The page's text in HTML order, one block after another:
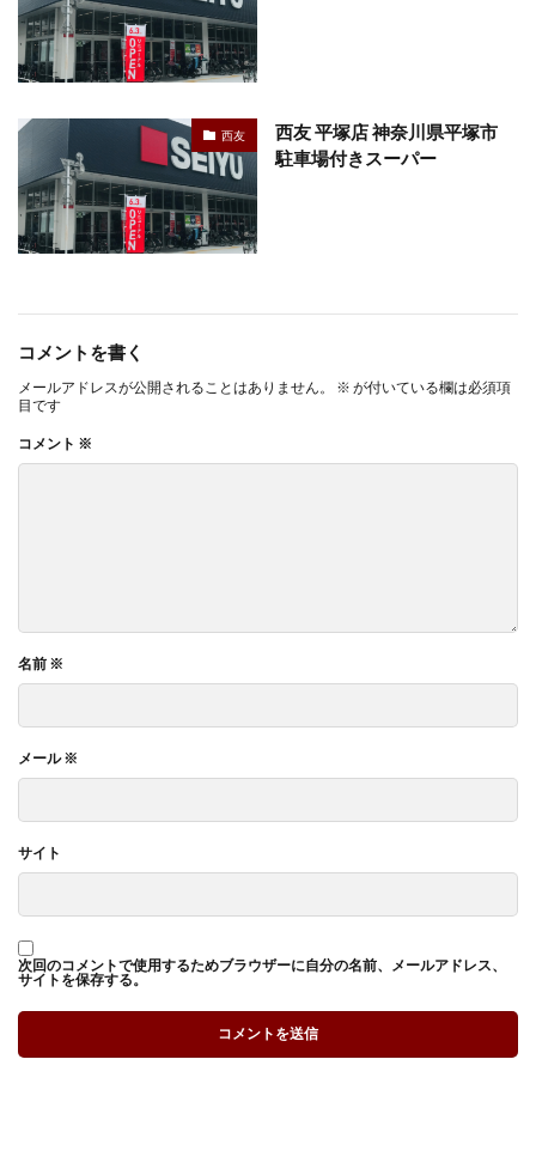
西友
西友 平塚店 神奈川県平塚市
駐車場付きスーパー
コメントを書く
メールアドレスが公開されることはありません。 ※ が付いている欄は必須項
目です
コメント ※
名前 ※
メール※
サイト
次回のコメントで使用するためブラウザーに自分の名前、メールアドレス、
サイトを保存する。